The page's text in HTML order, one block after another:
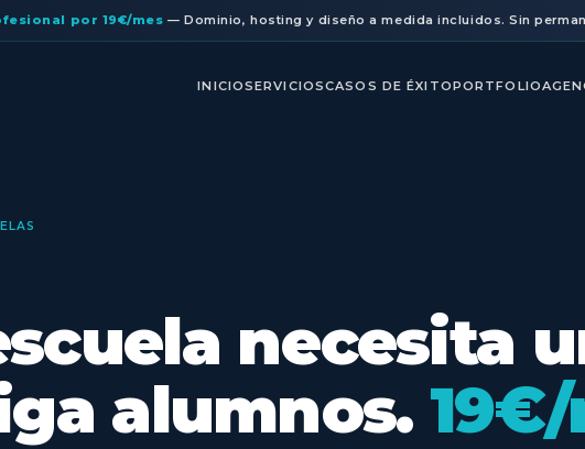
por 19€/mes — Dominio, hosting y diseño a medida incluidos. Sin
INICIOSERVICIOSCASOS DE ÉXITOPORTFOLIO
necesita
alumnos.